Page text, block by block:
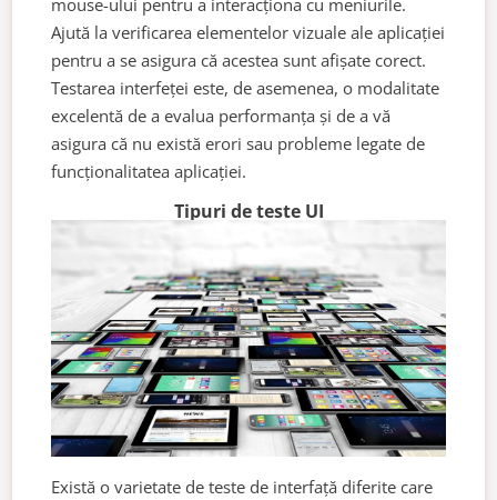
mouse-ului pentru a interacționa cu meniurile.
Ajută la verificarea elementelor vizuale ale aplicației
pentru a se asigura că acestea sunt afișate corect.
Testarea interfeței este, de asemenea, o modalitate
excelentă de a evalua performanța și de a vă
asigura că nu există erori sau probleme legate de
funcționalitatea aplicației.
Tipuri de teste UI
Există o varietate de teste de interfață diferite care